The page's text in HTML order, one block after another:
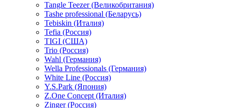
Tangle Teezer (Великобритания)
Tashe professional (Беларусь)
Tebiskin (Италия)
Tefia (Россия)
TIGI (США)
Trio (Россия)
Wahl (Германия)
Wella Professionals (Германия)
White Line (Россия)
Y.S.Park (Япония)
Z.One Concept (Италия)
Zinger (Россия)